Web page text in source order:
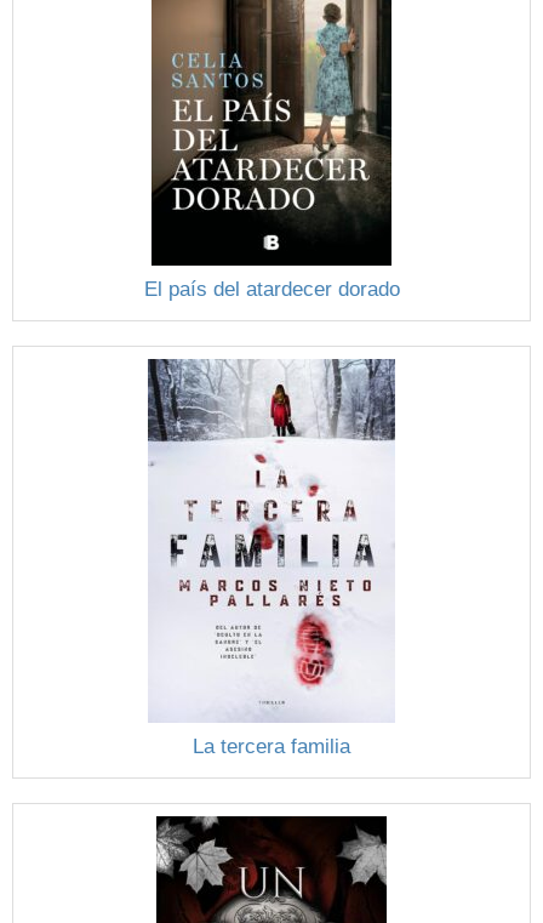
El país del atardecer dorado
La tercera familia